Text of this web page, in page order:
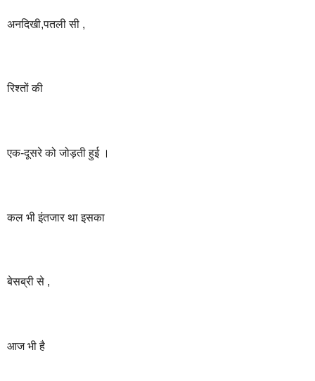
अनदिखी,पतली सी ,
रिश्तों की
एक-दूसरे को जोड़ती हुई ।
कल भी इंतजार था इसका
बेसब्री से ,
आज भी है